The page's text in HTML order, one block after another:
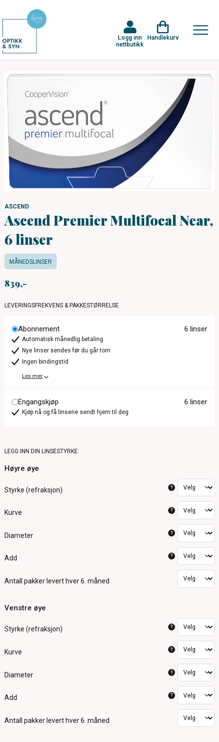
Logg inn
nettbutikk
Handlekurv
ASCEND
Ascend Premier Multifocal Near,
6 linser
MÅNEDSLINSER
839
LEVERINGSFREKVENS & PAKKESTØRRELSE
Abonnement 6 linser
Automatisk månedlig betaling
Nye linser sendes før du går tom
Ingen bindingstid
Les mer
Engangskjøp 6 linser
Kjøp nå og få linsene sendt hjem til deg
LEGG INN DIN LINSESTYRKE:
Høyre øye
Styrke (refraksjon) ?
Kurve ?
Diameter ?
Add ?
Antall pakker levert hver 6. måned
Venstre øye
Styrke (refraksjon) ?
Kurve ?
Diameter ?
Add ?
Antall pakker levert hver 6. måned